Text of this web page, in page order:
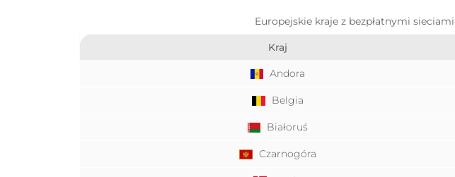
Europejskie kraje z bezpłatnymi
Kraj
Andora
Belgia
Białoruś
Czarnogóra